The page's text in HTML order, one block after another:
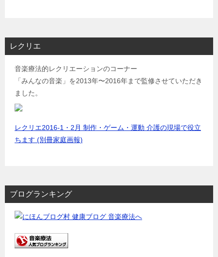
レクリエ
音楽療法的レクリエーションのコーナー
「みんなの音楽」を2013年〜2016年まで監修させていただき
ました。
レクリエ2016-1・2月 制作・ゲーム・運動 介護の現場で役立
ちます (別冊家庭画報)
ブログランキング